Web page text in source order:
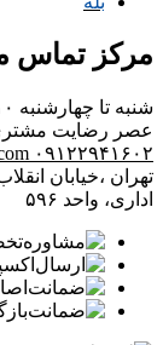
مرکز تماس
عصر رضایت
۰۹۱۲۲۹۴۱۶۰۲
تهران ،خیابان
اداری، واحد ۵۹۶